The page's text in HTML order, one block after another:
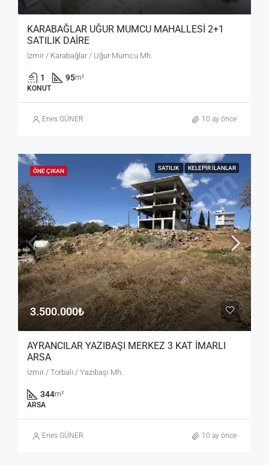
KARABAĞLAR UĞUR MUMCU MAHALLESİ 2+1
SATILIK DAİRE
İzmir / Karabağlar / Uğur Mumcu Mh.
1 95m²
KONUT
Enes GÜNER 10 ay önce
ÖNE ÇIKAN SATILIK KELEPIR İLANLAR
3.500.000₺
AYRANCILAR YAZIBAŞI MERKEZ 3 KAT İMARLI
ARSA
İzmir / Torbalı / Yazıbaşı Mh.
344m²
ARSA
Enes GÜNER 10 ay önce